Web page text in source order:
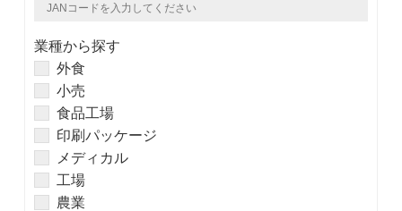
業種から探す
外食
小売
食品工場
印刷パッケージ
メディカル
工場
農業